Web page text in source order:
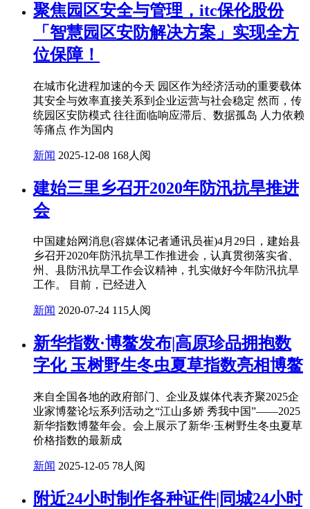
聚焦园区安全与管理，itc保伦股份
「智慧园区安防解决方案」实现全方
位保障！
在城市化进程加速的今天 园区作为经济活动的重要载体
其安全与效率直接关系到企业运营与社会稳定 然而，传
统园区安防模式 往往面临响应滞后、数据孤岛 人力依赖
等痛点 作为国内
新闻 2025-12-08 168人阅
建始三里乡召开2020年防汛抗旱推进
会
中国建始网消息(容媒体记者通讯员崔)4月29日，建始县
乡召开2020年防汛抗旱工作推进会，认真贯彻落实省、
州、县防汛抗旱工作会议精神，扎实做好今年防汛抗旱
工作。 目前，已经进入
新闻 2020-07-24 115人阅
新华指数·博鳌发布|高原珍品拥抱数
字化 玉树野生冬虫夏草指数亮相博鳌
来自全国各地的政府部门、企业及媒体代表齐聚2025企
业家博鳌论坛系列活动之“江山多娇 秀我中国”——2025
新华指数博鳌年会。会上展示了新华·玉树野生冬虫夏草
价格指数的最新成
新闻 2025-12-05 78人阅
附近24小时制作各种证件|同城24小时